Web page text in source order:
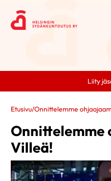
Liity
Etusivu/Onnittelemme
Onnittelemme
Villeä!